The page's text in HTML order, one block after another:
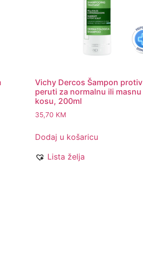
Vichy Dercos Šampon protiv
peruti za normalnu ili masnu
kosu, 200ml
35,70 KM
Dodaj u košaricu
Lista želja